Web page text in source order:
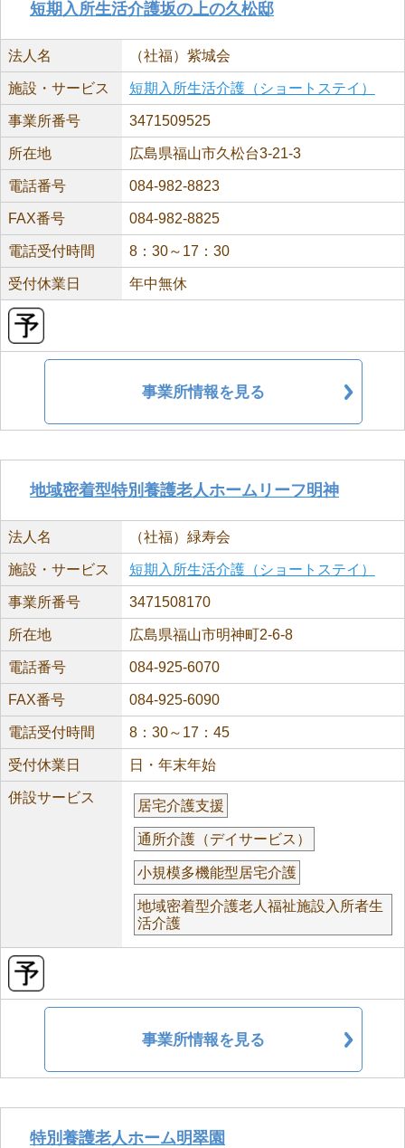
短期入所生活介護坂の上の久松邸
法人名 （社福）紫城会
施設・サービス 短期入所生活介護（ショートステイ）
事業所番号 3471509525
所在地 広島県福山市久松台3-21-3
電話番号 084-982-8823
FAX番号 084-982-8825
電話受付時間 8：30～17：30
受付休業日 年中無休
事業所情報を見る
地域密着型特別養護老人ホームリーフ明神
法人名 （社福）緑寿会
施設・サービス 短期入所生活介護（ショートステイ）
事業所番号 3471508170
所在地 広島県福山市明神町2-6-8
電話番号 084-925-6070
FAX番号 084-925-6090
電話受付時間 8：30～17：45
受付休業日 日・年末年始
併設サービス
居宅介護支援
通所介護（デイサービス）
小規模多機能型居宅介護
地域密着型介護老人福祉施設入所者生
活介護
事業所情報を見る
特別養護老人ホーム明翠園